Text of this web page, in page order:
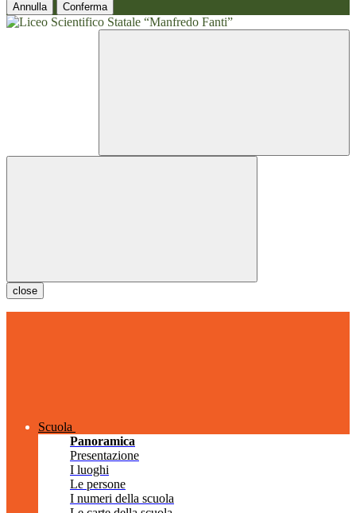
Annulla Conferma
close
Scuola
Panoramica
Presentazione
I luoghi
Le persone
I numeri della scuola